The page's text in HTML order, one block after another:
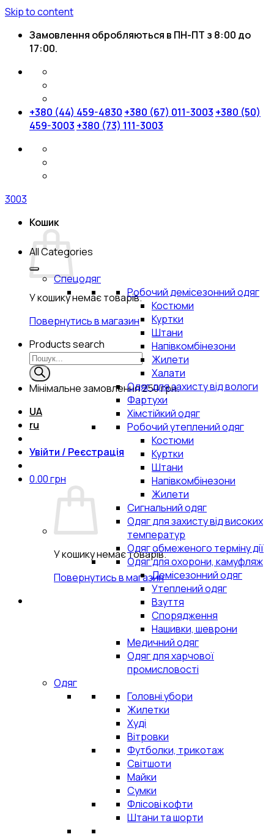
Skip to content
Замовлення обробляються в ПН-ПТ з 8:00 до
17:00.
+380 (44) 459-4830 +380 (67) 011-3003 +380 (50)
459-3003 +380 (73) 111-3003
3003
Кошик
У кошику немає товарів.
Повернутись в магазин
Products search
Мінімальне замовлення250 грн.
UA
ru
Увійти / Реєстрація
0.00грн
У кошику немає товарів.
Повернутись в магазин
All Categories
Спецодяг
Робочий демісезонний одяг
Костюми
Куртки
Штани
Напівкомбінезони
Жилети
Халати
Одяг для захисту від вологи
Фартухи
Хімстійкий одяг
Робочий утеплений одяг
Костюми
Куртки
Штани
Напівкомбінезони
Жилети
Сигнальний одяг
Одяг для захисту від високих
температур
Одяг обмеженого терміну дії
Одяг для охорони, камуфляж
Демісезонний одяг
Утеплений одяг
Взуття
Спорядження
Нашивки, шеврони
Медичний одяг
Одяг для харчової
промисловості
Одяг
Головні убори
Жилетки
Худі
Вітровки
Футболки, трикотаж
Світшоти
Майки
Сумки
Флісові кофти
Штани та шорти